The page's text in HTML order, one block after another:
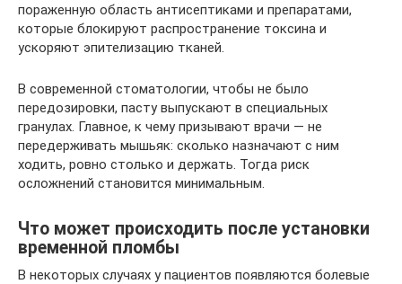
пораженную область антисептиками и препаратами,
которые блокируют распространение токсина и
ускоряют эпителизацию тканей.
В современной стоматологии, чтобы не было
передозировки, пасту выпускают в специальных
гранулах. Главное, к чему призывают врачи — не
передерживать мышьяк: сколько назначают с ним
ходить, ровно столько и держать. Тогда риск
осложнений становится минимальным.
Что может происходить после установки
временной пломбы
В некоторых случаях у пациентов появляются болевые